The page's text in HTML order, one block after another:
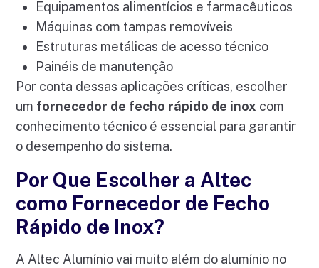
Equipamentos alimentícios e farmacêuticos
Máquinas com tampas removíveis
Estruturas metálicas de acesso técnico
Painéis de manutenção
Por conta dessas aplicações críticas, escolher
um fornecedor de fecho rápido de inox com
conhecimento técnico é essencial para garantir
o desempenho do sistema.
Por Que Escolher a Altec
como Fornecedor de Fecho
Rápido de Inox?
A Altec Alumínio vai muito além do alumínio no